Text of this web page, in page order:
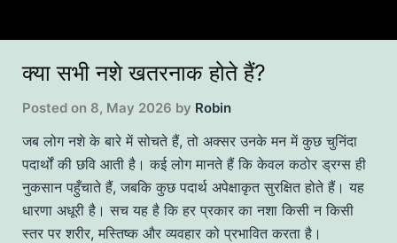
क्या सभी नशे खतरनाक होते हैं?
Posted on 8, May 2026 by Robin
जब लोग नशे के बारे में सोचते हैं, तो अक्सर उनके मन में कुछ चुनिंदा
पदार्थों की छवि आती है। कई लोग मानते हैं कि केवल कठोर ड्रग्स ही
नुकसान पहुँचाते हैं, जबकि कुछ पदार्थ अपेक्षाकृत सुरक्षित होते हैं। यह
धारणा अधूरी है। सच यह है कि हर प्रकार का नशा किसी न किसी
स्तर पर शरीर, मस्तिष्क और व्यवहार को प्रभावित करता है।